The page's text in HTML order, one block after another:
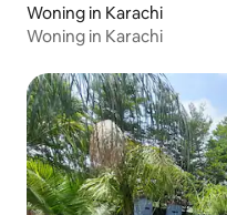
Woning in Karachi
Woning in Karachi